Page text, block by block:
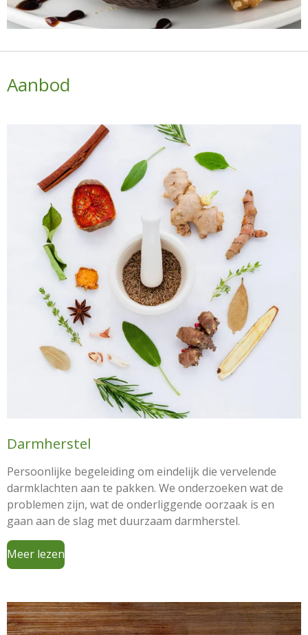
Aanbod
Darmherstel
Persoonlijke begeleiding om eindelijk die vervelende
darmklachten aan te pakken. We onderzoeken wat de
problemen zijn, wat de onderliggende oorzaak is en
gaan aan de slag met duurzaam darmherstel.
Meer lezen